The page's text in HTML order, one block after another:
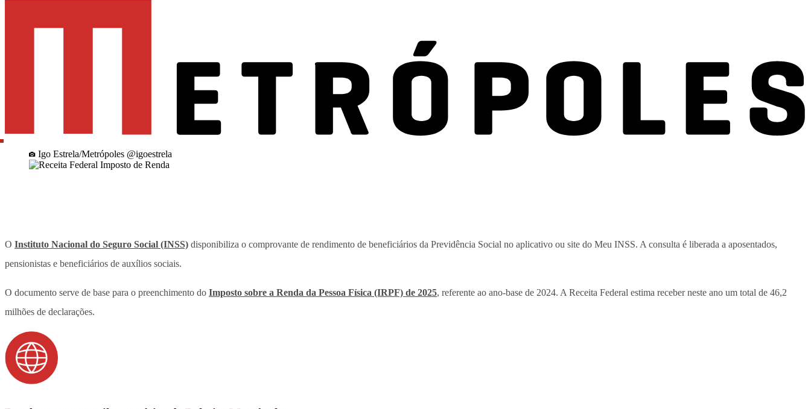
Igo Estrela/Metrópoles @igoestrela
O Instituto Nacional do Seguro Social (INSS) disponibiliza o comprovante de rendimento de beneficiários da Previdência Social no aplicativo ou site do Meu INSS. A consulta é liberada a aposentados,
pensionistas e beneficiários de auxílios sociais.
O documento serve de base para o preenchimento do Imposto sobre a Renda da Pessoa Física (IRPF) de 2025, referente ao ano-base de 2024. A Receita Federal estima receber neste ano um total de 46,2
milhões de declarações.